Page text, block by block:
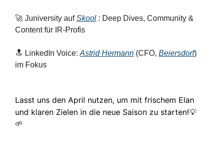
🚀 Juniversity aufSkool : Deep Dives, Community &
Content für IR-Profis
🔝 LinkedIn Voice: Astrid Hermann (CFO, Beiersdorf)
im Fokus
Lasst uns den April nutzen, um mit frischem Elan
und klaren Zielen in die neue Saison zu starten!💡
🌱